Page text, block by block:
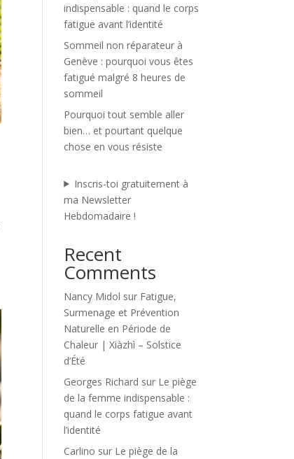
indispensable : quand le corps
fatigue avant l’identité
Sommeil non réparateur à
Genève : pourquoi vous êtes
fatigué malgré 8 heures de
sommeil
Pourquoi tout semble aller
bien… et pourtant quelque
chose en vous résiste
Inscris-toi gratuitement à
ma Newsletter
Hebdomadaire !
Recent
Comments
Nancy Midol sur Fatigue,
Surmenage et Prévention
Naturelle en Période de
Chaleur | Xiàzhì – Solstice
d’Été
Georges Richard sur Le piège
de la femme indispensable :
quand le corps fatigue avant
l’identité
Carlino sur Le piège de la